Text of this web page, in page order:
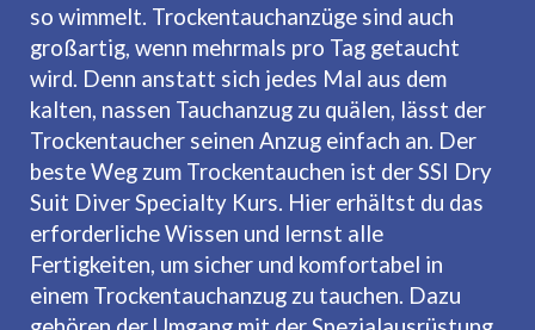
so wimmelt. Trockentauchanzüge sind auch
großartig, wenn mehrmals pro Tag getaucht
wird. Denn anstatt sich jedes Mal aus dem
kalten, nassen Tauchanzug zu quälen, lässt der
Trockentaucher seinen Anzug einfach an. Der
beste Weg zum Trockentauchen ist der SSI Dry
Suit Diver Specialty Kurs. Hier erhältst du das
erforderliche Wissen und lernst alle
Fertigkeiten, um sicher und komfortabel in
einem Trockentauchanzug zu tauchen. Dazu